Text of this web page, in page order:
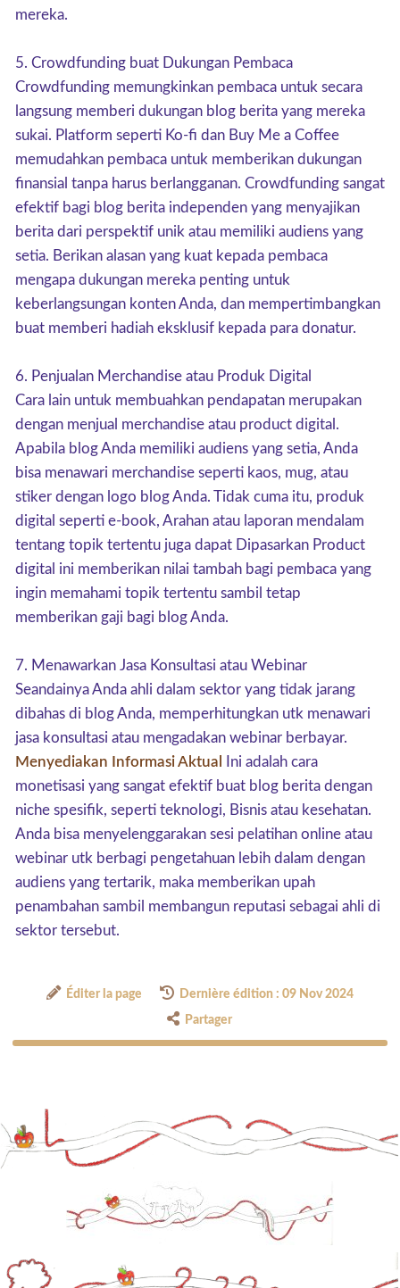
mereka.
5. Crowdfunding buat Dukungan Pembaca
Crowdfunding memungkinkan pembaca untuk secara
langsung memberi dukungan blog berita yang mereka
sukai. Platform seperti Ko-fi dan Buy Me a Coffee
memudahkan pembaca untuk memberikan dukungan
finansial tanpa harus berlangganan. Crowdfunding sangat
efektif bagi blog berita independen yang menyajikan
berita dari perspektif unik atau memiliki audiens yang
setia. Berikan alasan yang kuat kepada pembaca
mengapa dukungan mereka penting untuk
keberlangsungan konten Anda, dan mempertimbangkan
buat memberi hadiah eksklusif kepada para donatur.
6. Penjualan Merchandise atau Produk Digital
Cara lain untuk membuahkan pendapatan merupakan
dengan menjual merchandise atau product digital.
Apabila blog Anda memiliki audiens yang setia, Anda
bisa menawari merchandise seperti kaos, mug, atau
stiker dengan logo blog Anda. Tidak cuma itu, produk
digital seperti e-book, Arahan atau laporan mendalam
tentang topik tertentu juga dapat Dipasarkan Product
digital ini memberikan nilai tambah bagi pembaca yang
ingin memahami topik tertentu sambil tetap
memberikan gaji bagi blog Anda.
7. Menawarkan Jasa Konsultasi atau Webinar
Seandainya Anda ahli dalam sektor yang tidak jarang
dibahas di blog Anda, memperhitungkan utk menawari
jasa konsultasi atau mengadakan webinar berbayar.
Menyediakan Informasi Aktual
Ini adalah cara
monetisasi yang sangat efektif buat blog berita dengan
niche spesifik, seperti teknologi, Bisnis atau kesehatan.
Anda bisa menyelenggarakan sesi pelatihan online atau
webinar utk berbagi pengetahuan lebih dalam dengan
audiens yang tertarik, maka memberikan upah
penambahan sambil membangun reputasi sebagai ahli di
sektor tersebut.
Éditer la page Dernière édition : 09 Nov 2024
Partager